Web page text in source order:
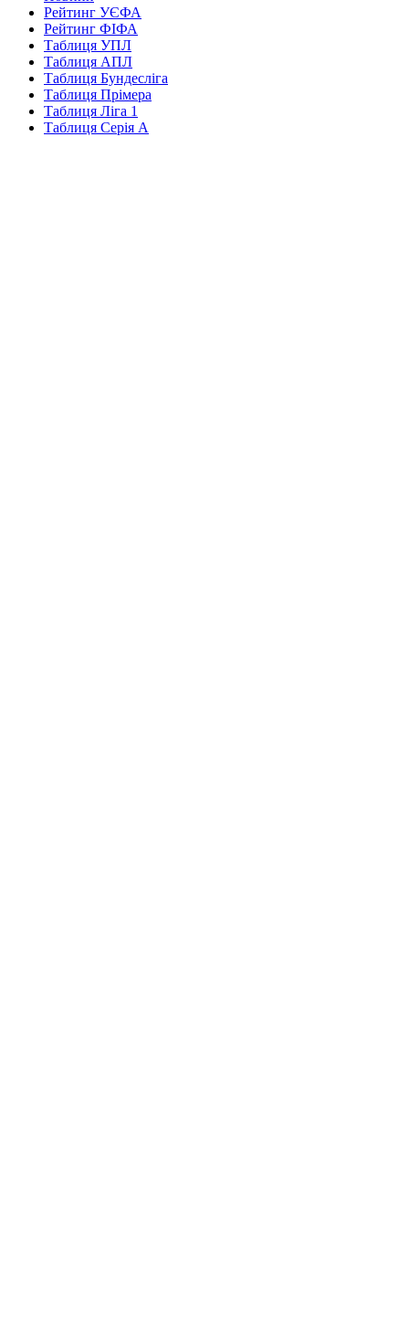
Рейтинг УЄФА
Рейтинг ФІФА
Таблиця УПЛ
Таблиця АПЛ
Таблиця Бундесліга
Таблиця Прімера
Таблиця Ліга 1
Таблиця Серія А